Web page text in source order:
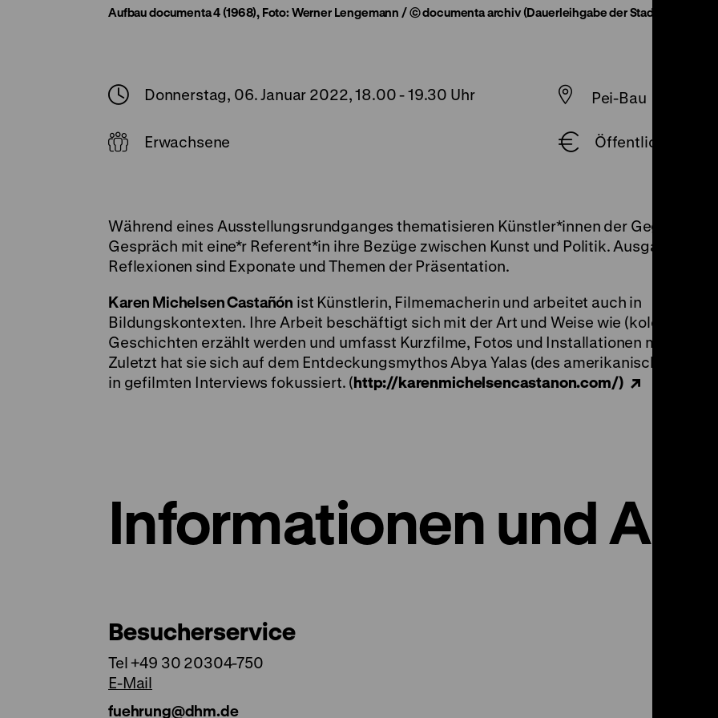
Aufbau documenta 4 (1968), Foto: Werner Lengemann / © documenta archiv (Dauerleihgabe der Stadt Kassel),
Donnerstag, 06. Januar 2022, 18.00-19.30 Uhr Pei-Bau
Erwachsene Öffentliche
Während eines Ausstellungsrundganges thematisieren Künstler*innen der Gegenwart
Gespräch mit eine*r Referent*in ihre Bezüge zwischen Kunst und Politik.
Reflexionen sind Exponate und Themen der Präsentation.
Karen Michelsen Castañón ist Künstlerin, Filmemacherin und arbeitet auch in
Bildungskontexten. Ihre Arbeit beschäftigt sich mit der Art und Weise wie (koloniale)
Geschichten erzählt werden und umfasst Kurzfilme, Fotos und Installationen mit
Zuletzt hat sie sich auf dem Entdeckungsmythos Abya Yalas (des amerikanischen
in gefilmten Interviews fokussiert. (http://karenmichelsencastanon.com/)
Informationen und
Besucherservice
Tel +49 30 20304-750
E-Mail
fuehrung@dhm.de